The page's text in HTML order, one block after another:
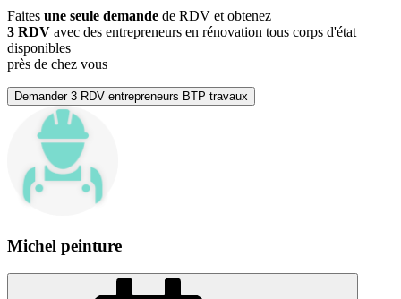
Faites une seule demande de RDV et obtenez
3 RDV avec des entrepreneurs en rénovation tous corps d'état
disponibles
près de chez vous
Demander 3 RDV entrepreneurs BTP travaux
Michel peinture